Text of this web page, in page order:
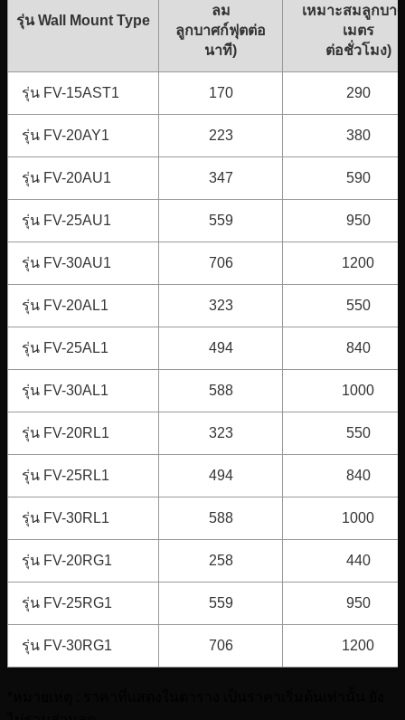
รุ่น Wall Mount Type
ลม
ลูกบาศก์ฟุตต่อ
นาที)
เหมาะสมลูกบา
เมตร
ต่อชั่วโมง)
รุ่น FV-15AST1 170 290
รุ่น FV-20AY1 223 380
รุ่น FV-20AU1 347 590
รุ่น FV-25AU1 559 950
รุ่น FV-30AU1 706 1200
รุ่น FV-20AL1 323 550
รุ่น FV-25AL1 494 840
รุ่น FV-30AL1 588 1000
รุ่น FV-20RL1 323 550
รุ่น FV-25RL1 494 840
รุ่น FV-30RL1 588 1000
รุ่น FV-20RG1 258 440
รุ่น FV-25RG1 559 950
รุ่น FV-30RG1 706 1200